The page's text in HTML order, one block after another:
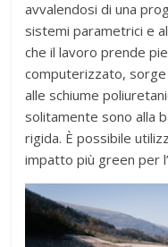
avvalendosi di una
sistemi parametrici e
che il lavoro prende
computerizzato, sorge
alle schiume
solitamente sono alla
rigida. È possibile
impatto più green per